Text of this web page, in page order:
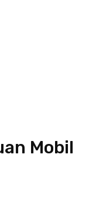
Mobil